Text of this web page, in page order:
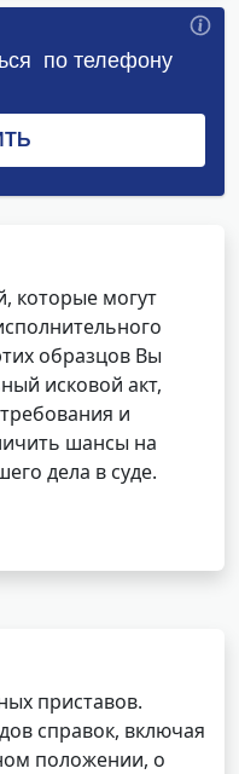
которые могут
образцов Вы
исковой акт,
и
шансы на
дела в суде.
приставов.
справок, включая
положении, о